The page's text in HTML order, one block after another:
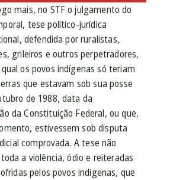
mais, no STF o julgamento do
tese político-jurídica
defendida por ruralistas,
grileiros e outros perpetradores,
os povos indígenas só teriam
que estavam sob sua posse
de 1988, data da
da Constituição Federal, ou que,
estivessem sob disputa
comprovada. A tese não
a violência, ódio e reiteradas
pelos povos indígenas, que